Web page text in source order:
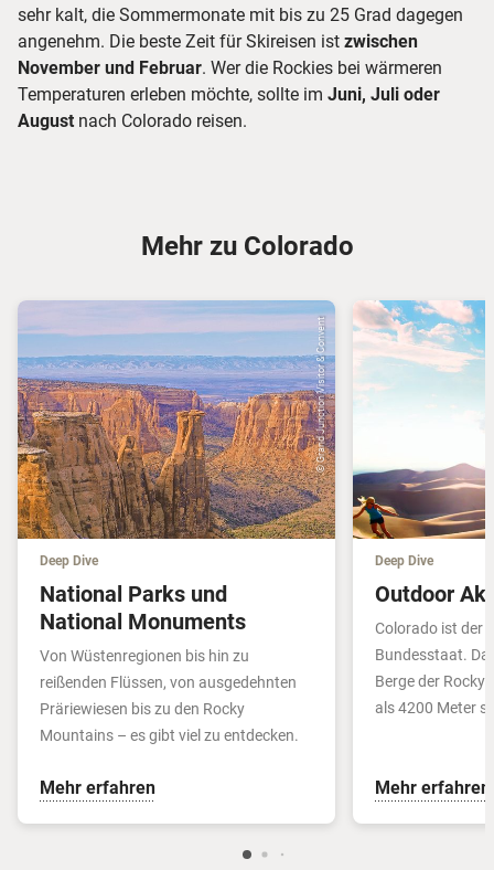
sehr kalt, die Sommermonate mit bis zu 25 Grad dagegen
angenehm. Die beste Zeit für Skireisen ist zwischen
November und Februar. Wer die Rockies bei wärmeren
Temperaturen erleben möchte, sollte im Juni, Juli oder
August nach Colorado reisen.
Mehr zu Colorado
© Grand Junction Visitor & Convent
Deep Dive
National Parks und
National Monuments
Von Wüstenregionen bis hin zu
reißenden Flüssen, von ausgedehnten
Präriewiesen bis zu den Rocky
Mountains – es gibt viel zu entdecken.
Mehr erfahren
Deep Dive
Outdoor
Colorado ist der
Bundesstaat.
Berge der Rocky
als 4200 Meter
Mehr erfahren